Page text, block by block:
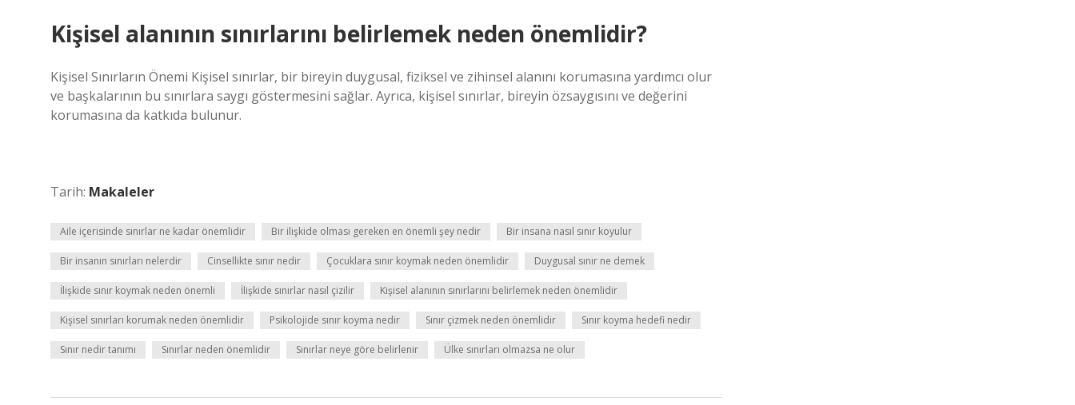
Kişisel alanının sınırlarını belirlemek neden önemlidir?
Kişisel Sınırların Önemi Kişisel sınırlar, bir bireyin duygusal, fiziksel ve zihinsel alanını korumasına yardımcı olur
ve başkalarının bu sınırlara saygı göstermesini sağlar. Ayrıca, kişisel sınırlar, bireyin özsaygısını ve değerini
korumasına da katkıda bulunur.
Tarih: Makaleler
Aile içerisinde sınırlar ne kadar önemlidir Bir ilişkide olması gereken en önemli şey nedir Bir insana nasıl sınır koyulur
Bir insanın sınırları nelerdir Cinsellikte sınır nedir Çocuklara sınır koymak neden önemlidir Duygusal sınır ne demek
İlişkide sınır koymak neden önemli İlişkide sınırlar nasıl çizilir Kişisel alanının sınırlarını belirlemek neden önemlidir
Kişisel sınırları korumak neden önemlidir Psikolojide sınır koyma nedir Sınır çizmek neden önemlidir Sınır koyma hedefi nedir
Sınır nedir tanımı Sınırlar neden önemlidir Sınırlar neye göre belirlenir Ülke sınırları olmazsa ne olur